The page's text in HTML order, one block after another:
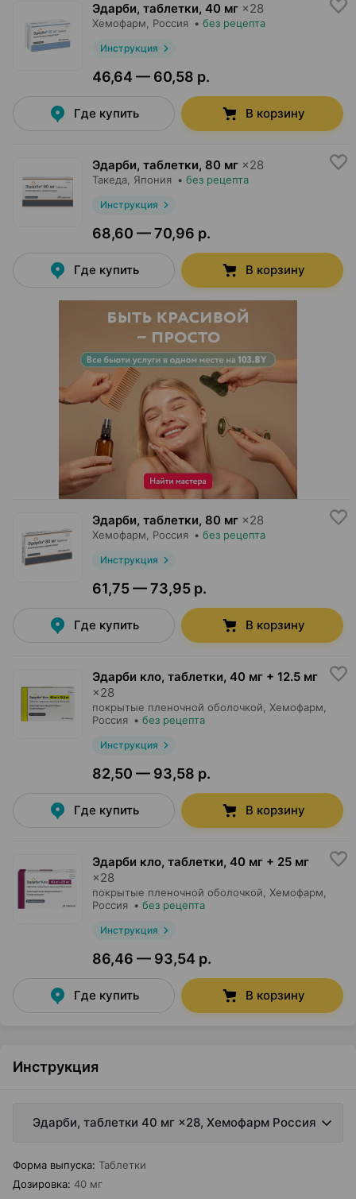
Эдарби, таблетки, 40 мг ×28
Хемофарм , Россия • без рецепта
Инструкция
46,64 — 60,58 р.
Где купить В корзину
Эдарби, таблетки, 80 мг ×28
Такеда , Япония • без рецепта
Инструкция
68,60 — 70,96 р.
Где купить В корзину
Эдарби, таблетки, 80 мг ×28
Хемофарм , Россия • без рецепта
Инструкция
61,75 — 73,95 р.
Где купить В корзину
Эдарби кло, таблетки, 40 мг + 12.5 мг
×28
покрытые пленочной оболочкой, Хемофарм
Россия • без рецепта
Инструкция
82,50 — 93,58 р.
Где купить В корзину
Эдарби кло, таблетки, 40 мг + 25 мг
×28
покрытые пленочной оболочкой, Хемофарм
Россия • без рецепта
Инструкция
86,46 — 93,54 р.
Где купить В корзину
Инструкция
Эдарби, таблетки 40 мг ×28, Хемофарм Россия
Форма выпуска: Таблетки
Дозировка: 40 мг